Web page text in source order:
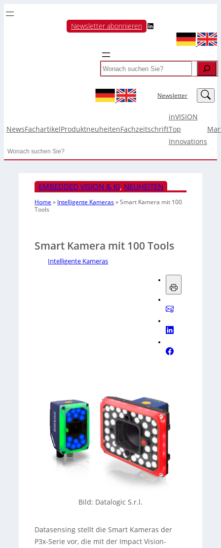
Newsletter abonnieren LinkedIn
Search
Newsletter LinkedIn
NewsFachartikelProduktneuheitenFachzeitschrift
inVISION
Top
Innovations
Search
EMBEDDED VISION & KI, NEUHEITEN
Home » Intelligente Kameras»Smart Kamera mit 100
Tools
Smart Kamera mit 100 Tools
Intelligente Kameras
Bild: Datalogic S.r.l.
Datasensing stellt die Smart Kameras der
P3x-Serie vor, die mit der Impact Vision-